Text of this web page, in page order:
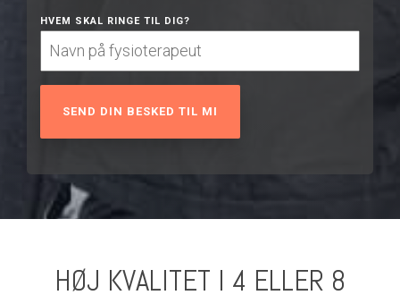
HVEM SKAL RINGE TIL DIG?
HØJ KVALITET I 4 ELLER 8